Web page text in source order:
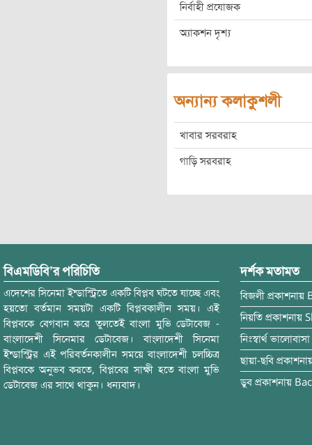
নির্বাহী প্রযোজক
অ্যাকশন দৃশ্য
অন্যান্য কলাকুশলী
খাবার সরবরাহ
গাড়ি সরবরাহ
বিএমডিবি’র পরিচিতি
এদেশের সিনেমা ইন্ডাস্ট্রিতে একটি বিপ্লব ঘটতে যাচ্ছে এবং
হয়তো বর্তমান সময়টা একটি বিপ্লবকালীন সময়। এই
বিপ্লবকে বেগবান করে তুলতেই বাংলা মুভি ডেটাবেজ -
বাংলাদেশী সিনেমার ডেটাবেজ। বাংলাদেশী সিনেমা
ইন্ডাস্ট্রির এই পরিবর্তনকালীন সময়ে বাংলাদেশী চলচ্চিত্র
বিপ্লবকে অনুভব করতে, বিপ্লবের সাক্ষী হতে বাংলা মুভি
ডেটাবেজ এর সাথে থাকুন। ধন্যবাদ।
দর্শক মতামত
বিজলী প্রকাশনায়
নিয়তি প্রকাশনায়
নিঃস্বার্থ ভালোবাসা
ছায়া-ছবি
ডুব প্রকাশনায়